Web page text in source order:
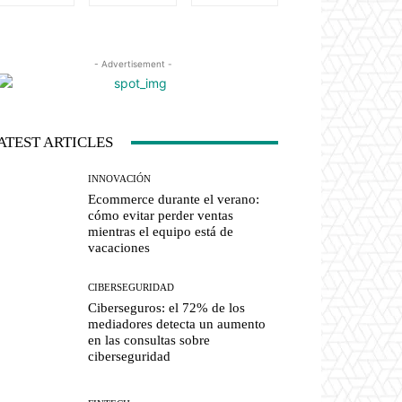
- Advertisement -
ARTICLES
INNOVACIÓN
Ecommerce durante el verano:
cómo evitar perder ventas
mientras el equipo está de
vacaciones
CIBERSEGURIDAD
Ciberseguros: el 72% de los
mediadores detecta un aumento
en las consultas sobre
ciberseguridad